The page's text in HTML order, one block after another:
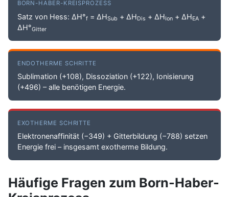
BORN-HABER-KREISPROZESS
Satz von Hess: ΔH°f= ΔHSub + ΔHDis + ΔHIon+ ΔHEA +
ΔH°Gitter
ENDOTHERME SCHRITTE
Sublimation (+108), Dissoziation (+122), Ionisierung
(+496) – alle benötigen Energie.
EXOTHERME SCHRITTE
Elektronenaffinität (−349) + Gitterbildung (−788) setzen
Energie frei – insgesamt exotherme Bildung.
Häufige Fragen zum Born-Haber-